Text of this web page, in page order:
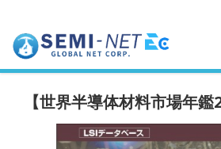
【世界半導体材料市場年鑑